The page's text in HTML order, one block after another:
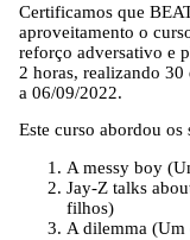
Certificamos que
aproveitamento o
reforço adversativo e
2 horas, realizando
a 06/09/2022.
Este curso abordou os
A messy boy
Jay-Z talks
filhos)
A dilemma (Um